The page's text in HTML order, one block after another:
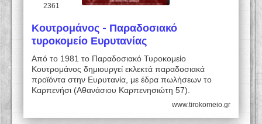
2361
Κουτρομάνος - Παραδοσιακό
τυροκομείο Ευρυτανίας
Από το 1981 το Παραδοσιακό Τυροκομείο
Κουτρομάνος δημιουργεί εκλεκτά παραδοσιακά
προϊόντα στην Ευρυτανία, με έδρα πωλήσεων το
Καρπενήσι (Αθανάσιου Καρπενησιώτη 57).
www.tirokomeio.gr